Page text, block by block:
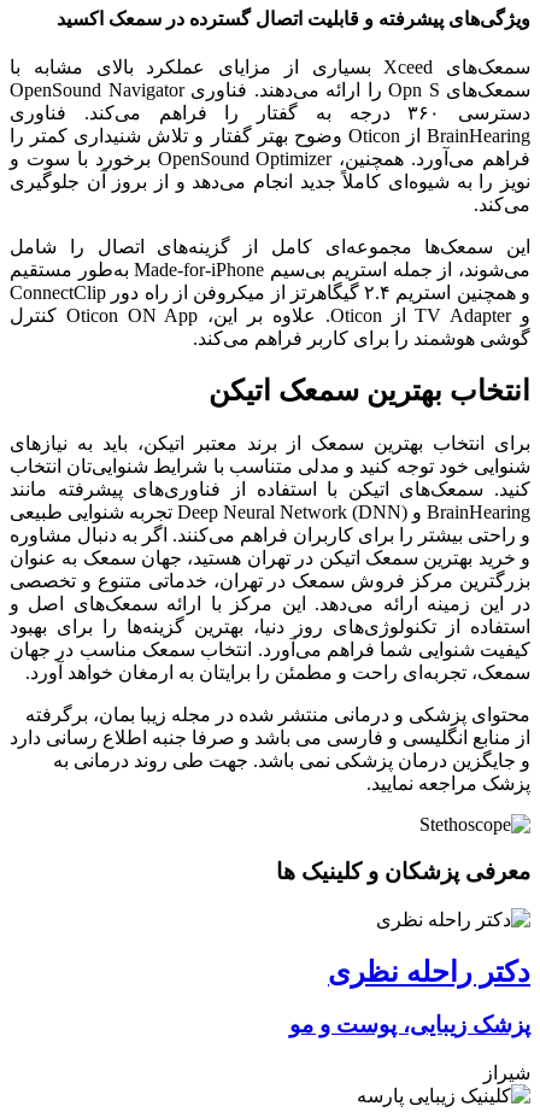
ویژگی‌های پیشرفته و قابلیت اتصال گسترده در سمعک اکسید
سمعک‌های Xceed بسیاری از مزایای عملکرد بالای مشابه با
سمعک‌های Opn S را ارائه می‌دهند. فناوری OpenSound Navigator
دسترسی ۳۶۰ درجه به گفتار را فراهم می‌کند. فناوری
BrainHearing از Oticon وضوح بهتر گفتار و تلاش شنیداری کمتر را
فراهم می‌آورد. همچنین، OpenSound Optimizer برخورد با سوت و
نویز را به شیوه‌ای کاملاً جدید انجام می‌دهد و از بروز آن جلوگیری
می‌کند.
این سمعک‌ها مجموعه‌ای کامل از گزینه‌های اتصال را شامل
می‌شوند، از جمله استریم بی‌سیم Made-for-iPhone به‌طور مستقیم
و همچنین استریم ۲.۴ گیگاهرتز از میکروفن از راه دور ConnectClip
و TV Adapter از Oticon. علاوه بر این، Oticon ON App کنترل
گوشی هوشمند را برای کاربر فراهم می‌کند.
انتخاب بهترین سمعک اتیکن
برای انتخاب بهترین سمعک از برند معتبر اتیکن، باید به نیازهای
شنوایی خود توجه کنید و مدلی متناسب با شرایط شنوایی‌تان انتخاب
کنید. سمعک‌های اتیکن با استفاده از فناوری‌های پیشرفته مانند
BrainHearing و Deep Neural Network (DNN) تجربه شنوایی طبیعی
و راحتی بیشتر را برای کاربران فراهم می‌کنند. اگر به دنبال مشاوره
و خرید بهترین سمعک اتیکن در تهران هستید، جهان سمعک به عنوان
بزرگترین مرکز فروش سمعک در تهران، خدماتی متنوع و تخصصی
در این زمینه ارائه می‌دهد. این مرکز با ارائه سمعک‌های اصل و
استفاده از تکنولوژی‌های روز دنیا، بهترین گزینه‌ها را برای بهبود
کیفیت شنوایی شما فراهم می‌آورد. انتخاب سمعک مناسب در جهان
سمعک، تجربه‌ای راحت و مطمئن را برایتان به ارمغان خواهد آورد.
محتوای پزشکی و درمانی منتشر شده در مجله زیبا بمان، برگرفته
از منابع انگلیسی و فارسی می باشد و صرفا جنبه اطلاع رسانی دارد
و جایگزین درمان پزشکی نمی باشد. جهت طی روند درمانی به
پزشک مراجعه نمایید.
معرفی پزشکان و کلینیک ها
دکتر راحله نظری
پزشک زیبایی، پوست و مو
شیراز